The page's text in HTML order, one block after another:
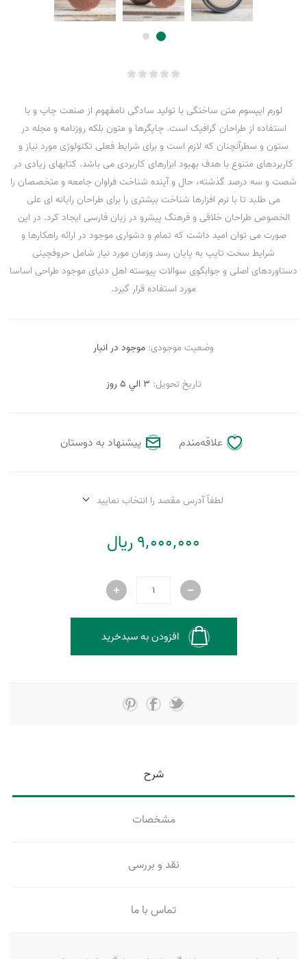
لورم ایپسوم متن ساختگی با تولید سادگی نامفهوم از صنعت چاپ و با
استفاده از طراحان گرافیک است. چاپگرها و متون بلکه روزنامه و مجله در
ستون و سطرآنچنان که لازم است و برای شرایط فعلی تکنولوژی مورد نیاز و
کاربردهای متنوع با هدف بهبود ابزارهای کاربردی می باشد. کتابهای زیادی در
شصت و سه درصد گذشته، حال و آینده شناخت فراوان جامعه و متخصصان را
می طلبد تا با نرم افزارها شناخت بیشتری را برای طراحان رایانه ای علی
الخصوص طراحان خلاقی و فرهنگ پیشرو در زبان فارسی ایجاد کرد. در این
صورت می توان امید داشت که تمام و دشواری موجود در ارائه راهکارها و
شرایط سخت تایپ به پایان رسد وزمان مورد نیاز شامل حروفچینی
دستاوردهای اصلی و جوابگوی سوالات پیوسته اهل دنیای موجود طراحی اساسا
مورد استفاده قرار گیرد.
وضعیت موجودی: موجود در انبار
تاریخ تحویل: 3 الي 5 روز
علاقه‌مندم پیشنهاد به دوستان
لطفاً آدرس مقصد را انتخاب نمایید
9٬000٬000 ریال
افزودن به سبدخرید
شرح
مشخصات
نقد و بررسی
تماس با ما